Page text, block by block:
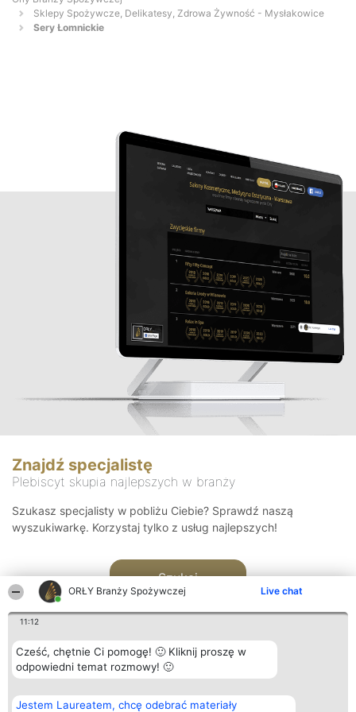
ORŁY Branży Spożywczej Live chat
11:12
Cześć, chętnie Ci pomogę! 🙂 Kliknij proszę w
odpowiedni temat rozmowy! 🙂
Jestem Laureatem, chcę odebrać materiały
Sklepy Spożywcze, Delikatesy, Zdrowa Żywność - Mysłakowice
Sery Łomnickie
Znajdź specjalistę
Plebiscyt skupia najlepszych w branży
Szukasz specjalisty w pobliżu Ciebie? Sprawdź naszą
wyszukiwarkę. Korzystaj tylko z usług najlepszych!
Szukaj
Organizator plebiscytu
Bright Side Solutions sp. z o.
Plebiscyt
Laureaci
Kontakt
Kontakt